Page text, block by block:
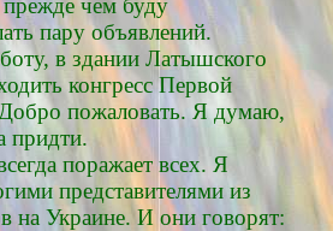
пару объявлений.
в здании Латышского
конгресс Первой
пожаловать. Я думаю,
придти.
поражает всех. Я
представителями из
на Украине. И они говорят: